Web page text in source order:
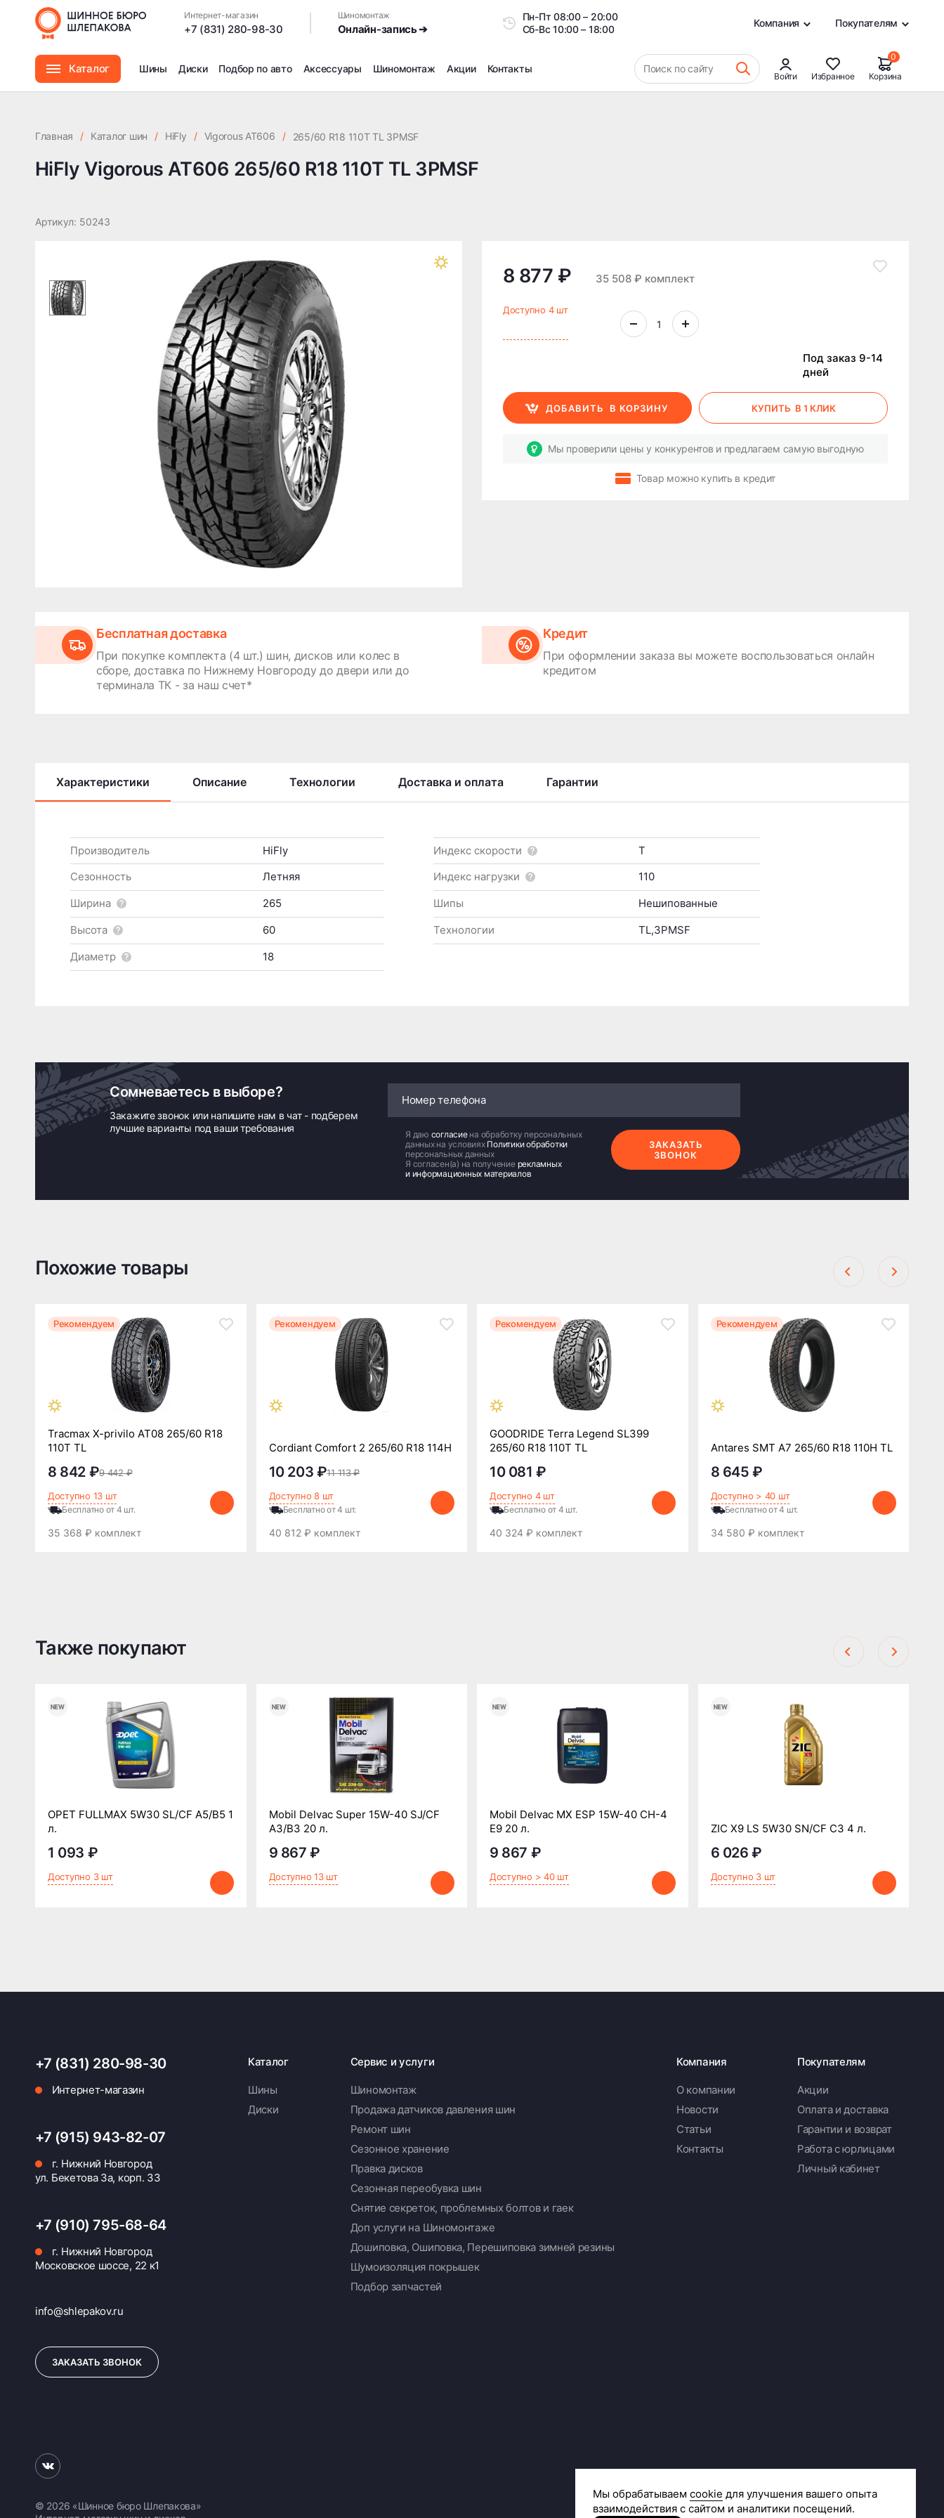
Интернет-магазин
+7 (831) 280-98-30
Шиномонтаж
Онлайн-запись ➔
Пн-Пт08:00 – 20:00
Сб-Вс10:00 – 18:00
Компания Покупателям
Каталог Шины Диски Подбор по авто Аксессуары Шиномонтаж
Сезонное хранение
Дошиповка, Ошиповка, Перешиповка зимней резины
Шумоизоляция покрышек
Подбор запчастей
Акции Контакты Поиск по сайту
Войти Избранное
0
Корзина
HiFly Vigorous AT606 265/60 R18 110T TL 3PMSF
Главная / Каталог шин / HiFly / Vigorous AT606 / 265/60 R18 110T TL 3PMSF
HiFly Vigorous AT606 265/60 R18 110T TL 3PMSF
Артикул: 50243
8 877 ₽ 35 508 ₽ комплект
Доступно 4 шт
Под заказ 9-14
дней
ДОБАВИТЬ В КОРЗИНУ КУПИТЬ В 1 КЛИК
Мы проверили цены у конкурентов и предлагаем самую выгодную
Товар можно купить в кредит
Бесплатная доставка
При покупке комплекта (4 шт.) шин, дисков или колес в
сборе, доставка по Нижнему Новгороду до двери или до
терминала ТК - за наш счет*
Кредит
При оформлении заказа вы можете воспользоваться онлайн
кредитом
Характеристики Описание Технологии Доставка и оплата Гарантии
Производитель
HiFly
Сезонность
Летняя
Ширина
265
Высота
60
Диаметр
18
Индекс скорости
T
Индекс нагрузки
110
Шипы
Нешипованные
Технологии
TL,3PMSF
Сомневаетесь в выборе?
Закажите звонок или напишите нам в чат - подберем
лучшие варианты под ваши требования
Я даю согласие на обработку персональных
данных на условиях Политики обработки
персональных данных
Я согласен(а) на получение рекламных
и информационных материалов
ЗАКАЗАТЬ
ЗВОНОК
Похожие товары
Рекомендуем
Tracmax X-privilo AT08 265/60 R18
110T TL
9 442 ₽
8 842 ₽
Доступно 13 шт
Бесплатно от 4 шт.
35 368 ₽ комплект
Рекомендуем
Cordiant Comfort 2 265/60 R18 114H
11 113 ₽
10 203 ₽
Доступно 8 шт
Бесплатно от 4 шт.
40 812 ₽ комплект
Рекомендуем
GOODRIDE Terra Legend SL399
265/60 R18 110T TL
10 081 ₽
Доступно 4 шт
Бесплатно от 4 шт.
40 324 ₽ комплект
Рекомендуем
Antares SMT A7 265/60 R18 110H TL
8 645 ₽
Доступно > 40 шт
Бесплатно от 4 шт.
34 580 ₽ комплект
Также покупают
OPET FULLMAX 5W30 SL/CF A5/B5 1
л.
1 093 ₽
Доступно 3 шт
Mobil Delvac Super 15W-40 SJ/CF
A3/B3 20 л.
9 867 ₽
Доступно 13 шт
Mobil Delvac MX ESP 15W-40 CH-4
Е9 20 л.
9 867 ₽
Доступно > 40 шт
ZIC X9 LS 5W30 SN/CF C3 4 л.
6 026 ₽
Доступно 3 шт
+7 (831) 280-98-30
Интернет-магазин
+7 (915) 943-82-07
г. Нижний Новгород
ул. Бекетова 3а, корп. 33
+7 (910) 795-68-64
г. Нижний Новгород
Московское шоссе, 22 к1
info@shlepakov.ru
ЗАКАЗАТЬ ЗВОНОК
Каталог
Шины
Диски
Сервис и услуги
Шиномонтаж
Продажа датчиков давления шин
Ремонт шин
Сезонное хранение
Правка дисков
Сезонная переобувка шин
Снятие секреток, проблемных болтов и гаек
Доп услуги на Шиномонтаже
Дошиповка, Ошиповка, Перешиповка зимней резины
Шумоизоляция покрышек
Подбор запчастей
Компания
О компании
Новости
Статьи
Контакты
Покупателям
Акции
Оплата и доставка
Гарантии и возврат
Работа с юрлицами
Личный кабинет
© 2026 «Шинное бюро Шлепакова»
Сделано в